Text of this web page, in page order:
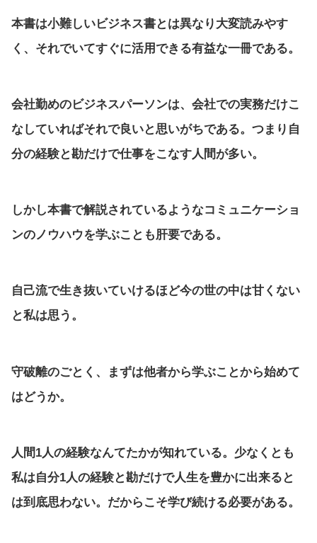
本書は小難しいビジネス書とは異なり大変読みやす
く、それでいてすぐに活用できる有益な一冊である。
会社勤めのビジネスパーソンは、会社での実務だけこ
なしていればそれで良いと思いがちである。つまり自
分の経験と勘だけで仕事をこなす人間が多い。
しかし本書で解説されているようなコミュニケーショ
ンのノウハウを学ぶことも肝要である。
自己流で生き抜いていけるほど今の世の中は甘くない
と私は思う。
守破離のごとく、まずは他者から学ぶことから始めて
はどうか。
人間1人の経験なんてたかが知れている。少なくとも
私は自分1人の経験と勘だけで人生を豊かに出来ると
は到底思わない。だからこそ学び続ける必要がある。